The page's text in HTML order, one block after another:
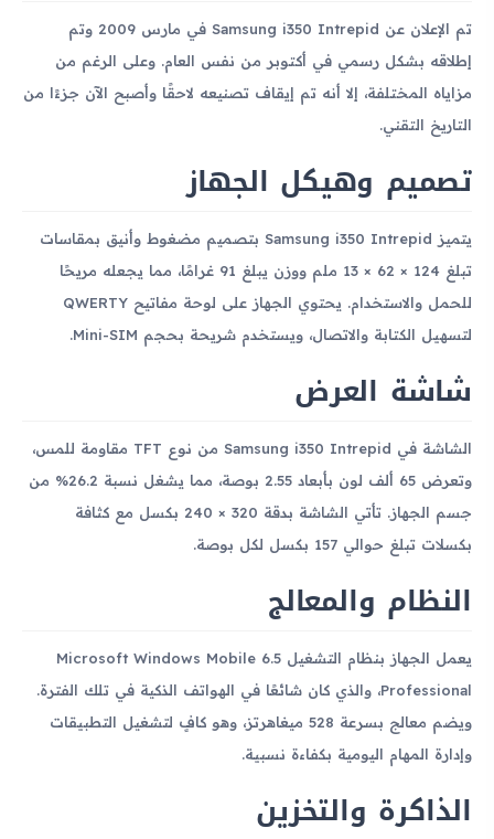
تم الإعلان عن Samsung i350 Intrepid في مارس 2009 وتم
إطلاقه بشكل رسمي في أكتوبر من نفس العام. وعلى الرغم من
مزاياه المختلفة، إلا أنه تم إيقاف تصنيعه لاحقًا وأصبح الآن جزءًا من
التاريخ التقني.
تصميم وهيكل الجهاز
يتميز Samsung i350 Intrepid بتصميم مضغوط وأنيق بمقاسات
تبلغ 124 × 62 × 13 ملم ووزن يبلغ 91 غرامًا، مما يجعله مريحًا
للحمل والاستخدام. يحتوي الجهاز على لوحة مفاتيح QWERTY
لتسهيل الكتابة والاتصال، ويستخدم شريحة بحجم Mini-SIM.
شاشة العرض
الشاشة في Samsung i350 Intrepid من نوع TFT مقاومة للمس،
وتعرض 65 ألف لون بأبعاد 2.55 بوصة، مما يشغل نسبة 26.2% من
جسم الجهاز. تأتي الشاشة بدقة 320 × 240 بكسل مع كثافة
بكسلات تبلغ حوالي 157 بكسل لكل بوصة.
النظام والمعالج
يعمل الجهاز بنظام التشغيل Microsoft Windows Mobile 6.5
Professional، والذي كان شائعًا في الهواتف الذكية في تلك الفترة.
ويضم معالج بسرعة 528 ميغاهرتز، وهو كافٍ لتشغيل التطبيقات
وإدارة المهام اليومية بكفاءة نسبية.
الذاكرة والتخزين